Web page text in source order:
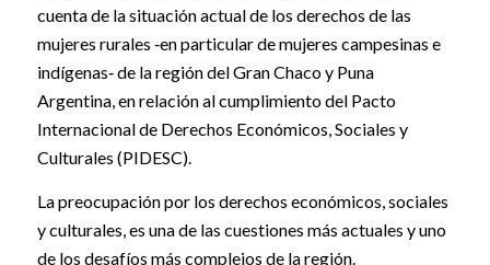
cuenta de la situación actual de los derechos de las
mujeres rurales ‐en particular de mujeres campesinas e
indígenas‐ de la región del Gran Chaco y Puna
Argentina, en relación al cumplimiento del Pacto
Internacional de Derechos Económicos, Sociales y
Culturales (PIDESC).
La preocupación por los derechos económicos, sociales
y culturales, es una de las cuestiones más actuales y uno
de los desafíos más complejos de la región.